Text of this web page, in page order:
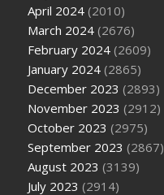
April 2024 (2010)
March 2024 (2676)
February 2024 (2609)
January 2024 (2865)
December 2023 (2893)
November 2023 (2912)
October 2023 (2975)
September 2023 (2867)
August 2023 (3139)
July 2023 (2914)